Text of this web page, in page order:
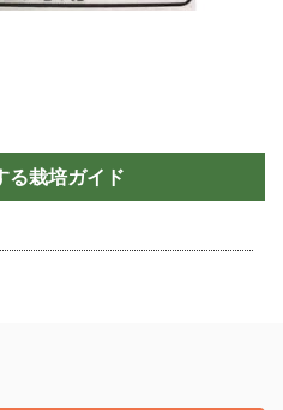
る栽培ガイド